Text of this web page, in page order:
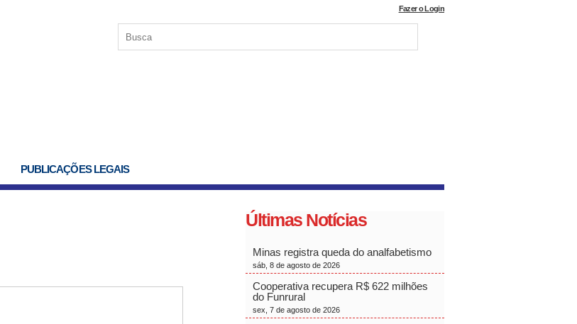
Fazer o Login
PUBLICAÇÕES LEGAIS
Últimas Notícias
Minas registra queda do analfabetismo
sáb, 8 de agosto de 2026
Cooperativa recupera R$ 622 milhões
do Funrural
sex, 7 de agosto de 2026